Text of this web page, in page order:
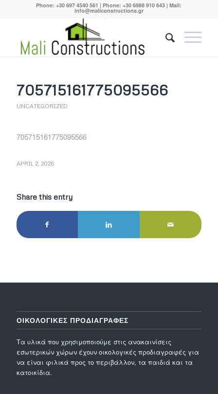
Phone:+30 697 4540 561 | Phone:+30 6988 910 643 | Mail:
info@maliconstructions.gr
705715161775095566
UNCATEGORIZED
705715161775095566
APRIL 2, 2026
Share this entry
ΟΙΚΟΛΟΓΙΚΕΣ ΠΡΟΔΙΑΓΡΑΦΕΣ
Τα υλικά που χρησιμοποιούμε στις ανακαινίσεις
εσωτερικών χώρων έχουν οικολογικές προδιαγραφές για
να είναι φιλικά προς το περιβάλλον, τα παιδιά και τα
κατοικίδια.